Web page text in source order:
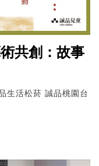
共創：故事
生活松菸 誠品桃園台